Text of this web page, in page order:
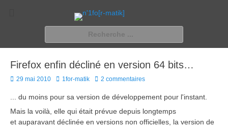
n'1fo[r-matik]
Pour les nymphos d'infos en info…
Firefox enfin décliné en version 64 bits…
Posted
29 mai 2010 Author
1for-matik 2 commentaires
... du moins pour sa version de développement pour l'instant.
Mais la voilà, elle qui était prévue depuis longtemps
et auparavant déclinée en versions non officielles, la version de